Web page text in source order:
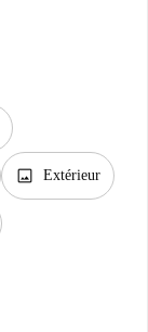
image Extérieur